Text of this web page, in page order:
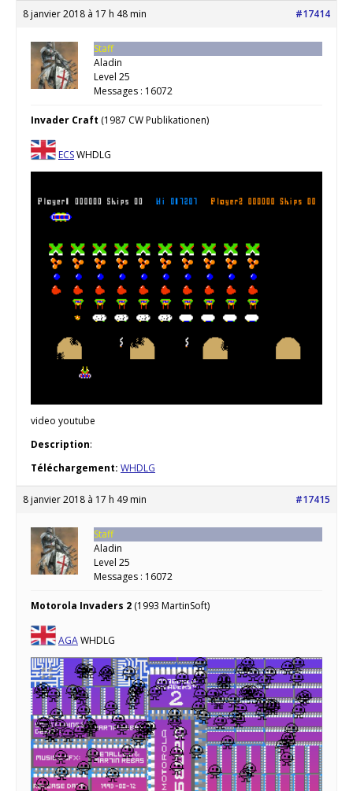
8 janvier 2018 à 17 h 48 min #17414
Staff
Aladin
Level 25
Messages : 16072
Invader Craft (1987 CW Publikationen)
ECSWHDLG
video youtube
Description:
Téléchargement: WHDLG
8 janvier 2018 à 17 h 49 min #17415
Staff
Aladin
Level 25
Messages : 16072
Motorola Invaders 2 (1993 MartinSoft)
AGAWHDLG